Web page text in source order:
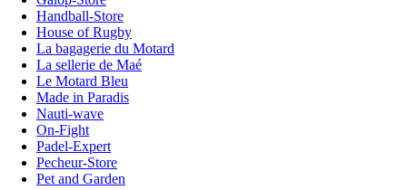
Handball-Store
House of Rugby
La bagagerie du Motard
La sellerie de Maé
Le Motard Bleu
Made in Paradis
Nauti-wave
On-Fight
Padel-Expert
Pecheur-Store
Pet and Garden